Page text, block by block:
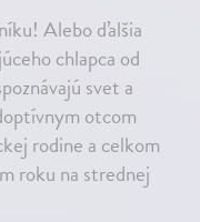
Alebo ďalšia
chlapca od
svet a
otcom
rodine a celkom
roku na strednej